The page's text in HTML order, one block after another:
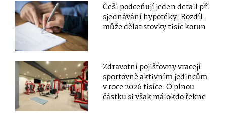
Češi podceňují jeden detail při
sjednávání hypotéky. Rozdíl
může dělat stovky tisíc korun
Zdravotní pojišťovny vracejí
sportovně aktivním jedincům
v roce 2026 tisíce. O plnou
částku si však málokdo řekne